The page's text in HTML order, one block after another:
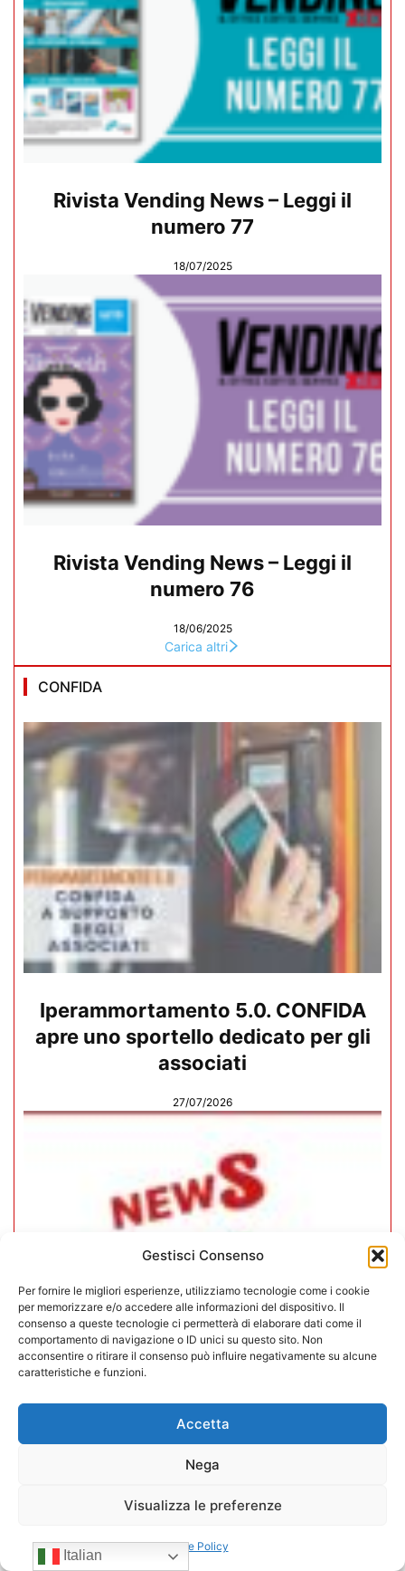
Gestisci Consenso
Per fornire le migliori esperienze, utilizziamo tecnologie come i cookie
per memorizzare e/o accedere alle informazioni del dispositivo. Il
consenso a queste tecnologie ci permetterà di elaborare dati come il
comportamento di navigazione o ID unici su questo sito. Non
acconsentire o ritirare il consenso può influire negativamente su alcune
caratteristiche e funzioni.
Accetta
Nega
Visualizza le preferenze
Cookie Policy
Rivista Vending News – Leggi il
numero 77
18/07/2025
Rivista Vending News – Leggi il
numero 76
18/06/2025
Carica altri
CONFIDA
Iperammortamento 5.0. CONFIDA
apre uno sportello dedicato per gli
associati
27/07/2026
In CONFIDA l’ingresso di 4 nuovi
associati
22/07/2026
Italian